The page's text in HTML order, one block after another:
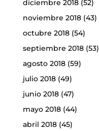
diciembre 2018(52)
noviembre 2018(43)
octubre 2018(54)
septiembre 2018(53)
agosto 2018(59)
julio 2018(49)
junio 2018(47)
mayo 2018(44)
abril 2018(45)